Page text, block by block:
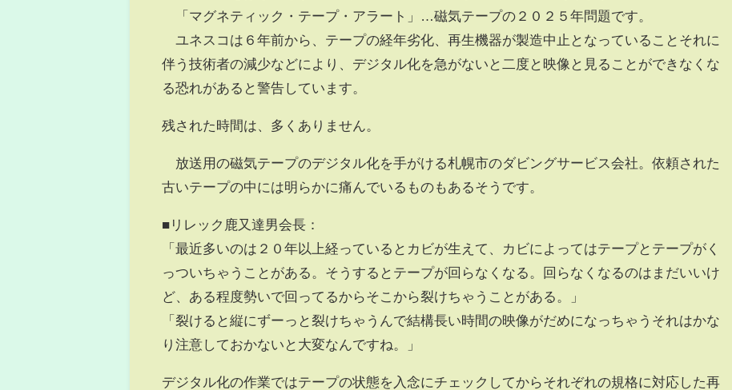
「マグネティック・テープ・アラート」…磁気テープの２０２５年問題です。
ユネスコは６年前から、テープの経年劣化、再生機器が製造中止となっていることそれに
伴う技術者の減少などにより、デジタル化を急がないと二度と映像と見ることができなくな
る恐れがあると警告しています。
残された時間は、多くありません。
放送用の磁気テープのデジタル化を手がける札幌市のダビングサービス会社。依頼された
古いテープの中には明らかに痛んでいるものもあるそうです。
■リレック鹿又達男会長：
「最近多いのは２０年以上経っているとカビが生えて、カビによってはテープとテープがく
っついちゃうことがある。そうするとテープが回らなくなる。回らなくなるのはまだいいけ
ど、ある程度勢いで回ってるからそこから裂けちゃうことがある。」
「裂けると縦にずーっと裂けちゃうんで結構長い時間の映像がだめになっちゃうそれはかな
り注意しておかないと大変なんですね。」
デジタル化の作業ではテープの状態を入念にチェックしてからそれぞれの規格に対応した再